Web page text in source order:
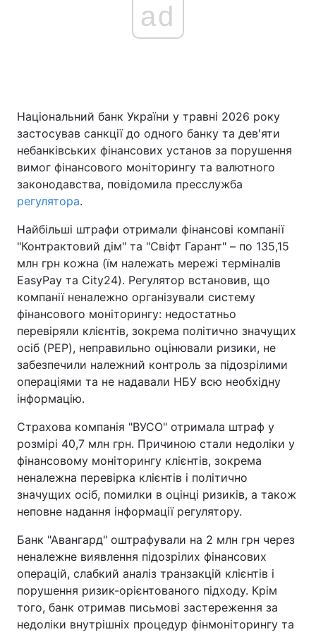
ad
Національний банк України у травні 2026 року
застосував санкції до одного банку та дев'яти
небанківських фінансових установ за порушення
вимог фінансового моніторингу та валютного
законодавства, повідомила пресслужба
регулятора.
Найбільші штрафи отримали фінансові компанії
"Контрактовий дім" та "Свіфт Гарант" – по 135,15
млн грн кожна (їм належать мережі терміналів
EasyPay та City24). Регулятор встановив, що
компанії неналежно організували систему
фінансового моніторингу: недостатньо
перевіряли клієнтів, зокрема політично значущих
осіб (PEP), неправильно оцінювали ризики, не
забезпечили належний контроль за підозрілими
операціями та не надавали НБУ всю необхідну
інформацію.
Страхова компанія "ВУСО" отримала штраф у
розмірі 40,7 млн грн. Причиною стали недоліки у
фінансовому моніторингу клієнтів, зокрема
неналежна перевірка клієнтів і політично
значущих осіб, помилки в оцінці ризиків, а також
неповне надання інформації регулятору.
Банк "Авангард" оштрафували на 2 млн грн через
неналежне виявлення підозрілих фінансових
операцій, слабкий аналіз транзакцій клієнтів і
порушення ризик-орієнтованого підходу. Крім
того, банк отримав письмові застереження за
недоліки внутрішніх процедур фінмоніторингу та